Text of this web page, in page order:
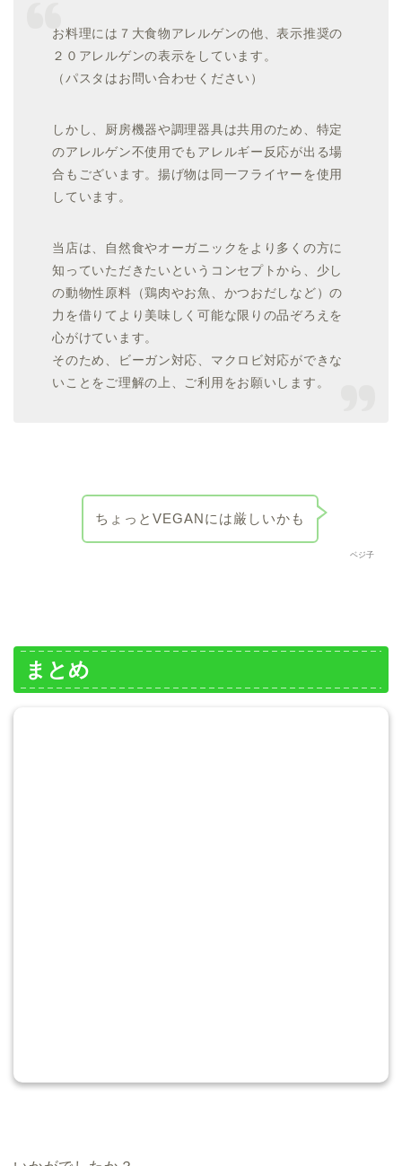
お料理には７大食物アレルゲンの他、表示推奨の
２０アレルゲンの表示をしています。
（パスタはお問い合わせください）
しかし、厨房機器や調理器具は共用のため、特定
のアレルゲン不使用でもアレルギー反応が出る場
合もございます。揚げ物は同一フライヤーを使用
しています。
当店は、自然食やオーガニックをより多くの方に
知っていただきたいというコンセプトから、少し
の動物性原料（鶏肉やお魚、かつおだしなど）の
力を借りてより美味しく可能な限りの品ぞろえを
心がけています。
そのため、ビーガン対応、マクロビ対応ができな
いことをご理解の上、ご利用をお願いします。
ベジ子
ちょっとVEGANには厳しいかも
まとめ